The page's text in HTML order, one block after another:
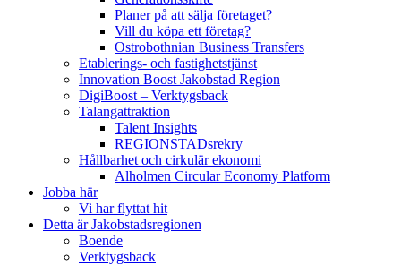
Planer på att sälja företaget?
Vill du köpa ett företag?
Ostrobothnian Business Transfers
Etablerings- och fastighetstjänst
Innovation Boost Jakobstad Region
DigiBoost – Verktygsback
Talangattraktion
Talent Insights
REGIONSTADsrekry
Hållbarhet och cirkulär ekonomi
Alholmen Circular Economy Platform
Jobba här
Vi har flyttat hit
Detta är Jakobstadsregionen
Boende
Verktygsback